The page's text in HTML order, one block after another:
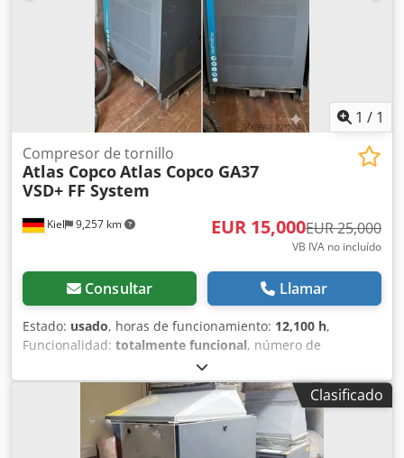
1 / 1
Kiel 9,257 km
Compresor de tornillo
Atlas CopcoAtlas Copco GA37
VSD+ FF System
EUR 15,000EUR 25,000
VB IVA no incluído
Consultar Llamar
Estado: usado, horas de funcionamiento: 12,100 h,
Funcionalidad: totalmente funcional, número de
, Ofrecemos a la venta un
potente compresor industrial de la marca Atlas Copco. El
equipo es de segunda mano, ha sido mantenido
periódicamente por personal especializado y está listo
para su uso inmediato. Datos técnicos: Tipo: GA37 VSD+ FF
Clasificado